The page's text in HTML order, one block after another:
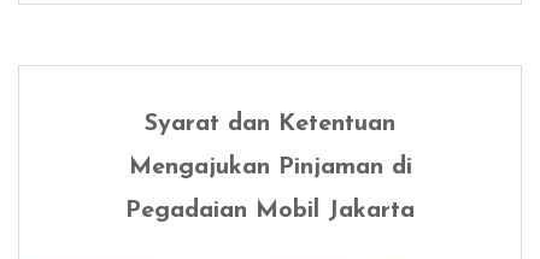
Syarat dan Ketentuan
Mengajukan Pinjaman di
Pegadaian Mobil Jakarta